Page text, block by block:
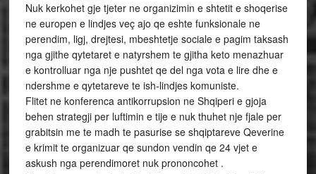
Nuk kerkohet gje tjeter ne organizimin e shtetit e shoqerise
ne europen e lindjes veç ajo qe eshte funksionale ne
perendim, ligj, drejtesi, mbeshtetje sociale e pagim taksash
nga gjithe qytetaret e natyrshem te gjitha keto menazhuar
e kontrolluar nga nje pushtet qe del nga vota e lire dhe e
ndershme e qytetareve te ish-lindjes komuniste.
Flitet ne konferenca antikorrupsion ne Shqiperi e gjoja
behen strategji per luftimin e tije e nuk thuhet nje fjale per
grabitsin me te madh te pasurise se shqiptareve Qeverine
e krimit te organizuar qe sundon vendin qe 24 vjet e
askush nga perendimoret nuk prononcohet .